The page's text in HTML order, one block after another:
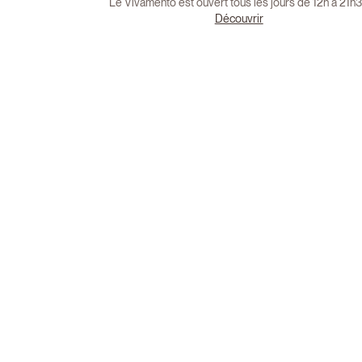
Le Vivamento est ouvert tous les jours de 12h à
Découvrir